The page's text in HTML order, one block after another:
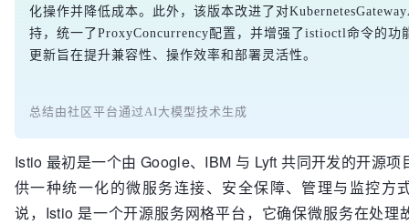
化操作并降低成本。此外，该版本改进了对
持，统一了ProxyConcurrency配置，并增强了istioctl命令的功
更新旨在提升兼容性、操作效率和部署灵活性。
总结由社区平台通过AI大模型技术生成
Istio 最初是一个由 Google、IBM 与 Lyft 共同开发的开源项
供一种统一化的微服务连接、安全保障、管理与监控方
说，Istio 是一个开源服务网格平台，它确保微服务在处理